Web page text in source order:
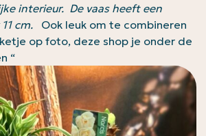
interieur. De vaas heeft een
cm.
Ook leuk om te combineren
op foto, deze shop je onder de
“